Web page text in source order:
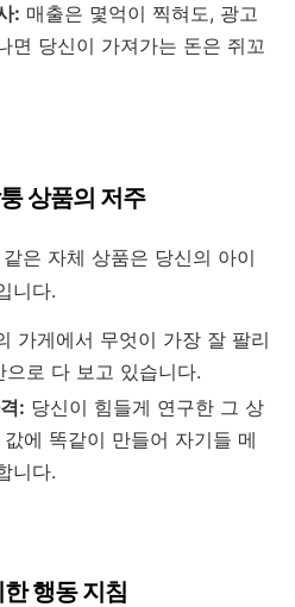
: 매출은 몇억이 찍혀도, 광고
면 당신이 가져가는 돈은 쥐꼬
상품의 저주
은 자체 상품은 당신의 아이
니다.
가게에서 무엇이 가장 잘 팔리
로 다 보고 있습니다.
: 당신이 힘들게 연구한 그 상
에 똑같이 만들어 자기들 메
니다.
행동 지침